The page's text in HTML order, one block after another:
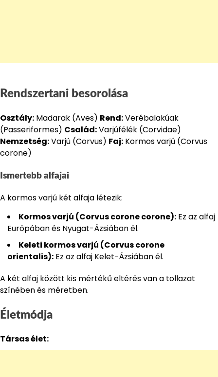
Rendszertani besorolása
Osztály: Madarak (Aves) Rend:Verébalakúak
(Passeriformes) Család:Varjúfélék (Corvidae)
Nemzetség:Varjú (Corvus) Faj: Kormos varjú (Corvus
corone)
Ismertebb alfajai
A kormos varjú két alfaja létezik:
Kormos varjú (Corvus corone corone): Ez az alfaj
Európában és Nyugat-Ázsiában él.
Keleti kormos varjú (Corvus corone
orientalis): Ez az alfaj Kelet-Ázsiában él.
A két alfaj között kis mértékű eltérés van a tollazat
színében és méretben.
Életmódja
Társas élet: